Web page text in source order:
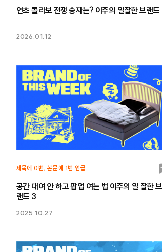
연초 콜라보 전쟁 승자는? 이주의 일잘한 브랜
2026.01.12
제목에 0번, 본문에 1번 언급
마
공간 대여 안 하고 팝업 여는 법 이주의 일 잘한 브
랜드 3
2025.10.27